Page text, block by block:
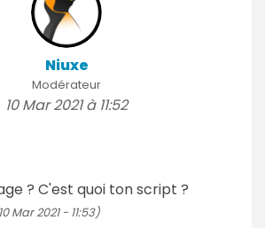
Niuxe
Modérateur
10 Mar 2021 à 11:52
? C'est quoi ton script ?
Mar 2021 - 11:53)